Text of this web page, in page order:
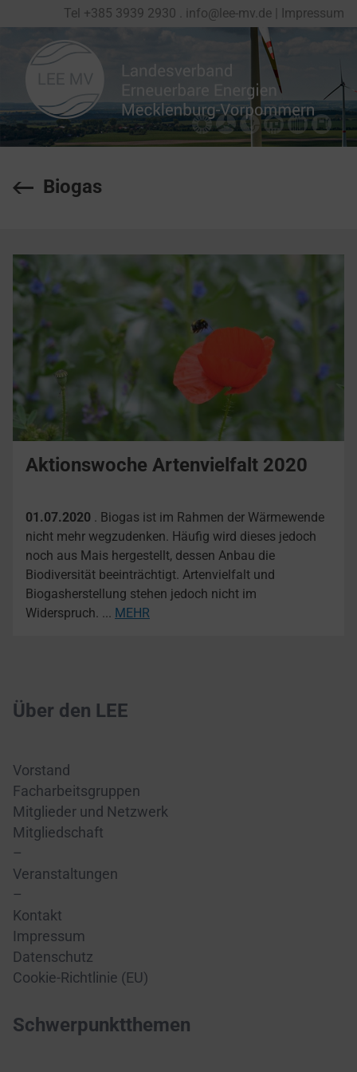
Tel +385 3939 2930 info@lee-mv.de Impressum
Biogas
Aktionswoche Artenvielfalt 2020
01.07.2020 . Biogas ist im Rahmen der Wärmewende
nicht mehr wegzudenken. Häufig wird dieses jedoch
noch aus Mais hergestellt, dessen Anbau die
Biodiversität beeinträchtigt. Artenvielfalt und
Biogasherstellung stehen jedoch nicht im
Widerspruch. ... MEHR
Über den LEE
Vorstand
Facharbeitsgruppen
Mitglieder und Netzwerk
Mitgliedschaft
–
Veranstaltungen
–
Kontakt
Impressum
Datenschutz
Cookie-Richtlinie (EU)
Schwerpunktthemen